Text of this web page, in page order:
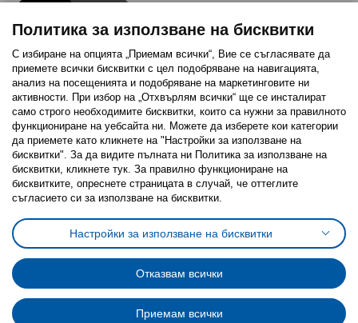
Последвайте ни:
FacebookTwitterYoutubePinterestInstagram
Политика за използване на бисквитки (Cookies)
Избор на настройки за използване на бисквитки
Условия за ползване на ikea.bgОбща политика за личните данни
Политика за защита на личните данни на ikea.bg
Общи условия на програма IKEA Family
Политика за защита на лични данни на програма IKEA Family
Политика за използване на бисквитки
С избиране на опцията „Приемам всички“, Вие се съгласявате да
приемете всички бисквитки с цел подобряване на навигацията,
анализ на посещенията и подобряване на маркетинговите ни
активности. При избор на „Отхвърлям всички“ ще се инсталират
само строго необходимитe бисквитки, които са нужни за правилното
функциониране на уебсайта ни. Можете да изберете кои категории
да приемете като кликнете на "Настройки за използване на
бисквитки". За да видите пълната ни Политика за използване на
бисквитки, кликнете тук. За правилно функциониране на
бисквитките, опреснете страницата в случай, че оттеглите
съгласието си за използване на бисквитки.
Настройки за използване на бисквитки
Отказвам всички
Приемам всички